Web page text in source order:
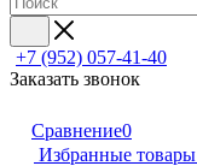
+7 (952) 057-41-40
Заказать звонок
Сравнение0
Избранные товары